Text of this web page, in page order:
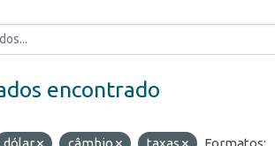
encontrado
dólar câmbio taxas Formatos: